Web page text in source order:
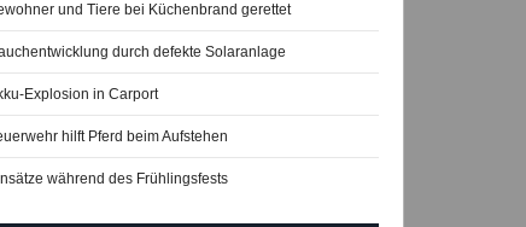
und Tiere bei Küchenbrand gerettet
durch defekte Solaranlage
Explosion in Carport
hilft Pferd beim Aufstehen
während des Frühlingsfests